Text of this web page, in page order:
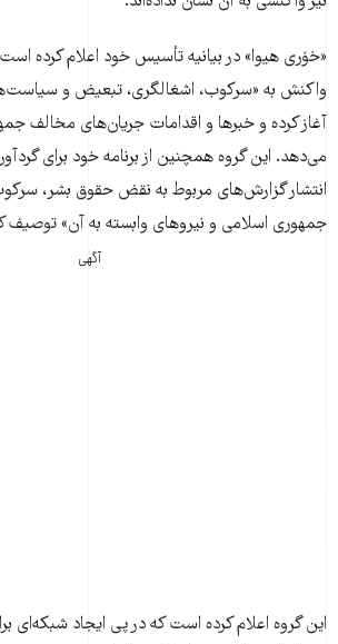
«خۆری هیوا» در بیانیه تأسیس خود اعلام کرده
واکنش به «سرکوب، اشغالگری، تبعیض و
آغاز کرده و خبرها و اقدامات جریان‌های مخالف
می‌دهد. این گروه همچنین از برنامه خود برای
انتشار گزارش‌های مربوط به نقض حقوق بشر،
جمهوری اسلامی و نیروهای وابسته به آن» توصیف
آگهی
این گروه اعلام کرده است که در پی ایجاد شبکه‌ای